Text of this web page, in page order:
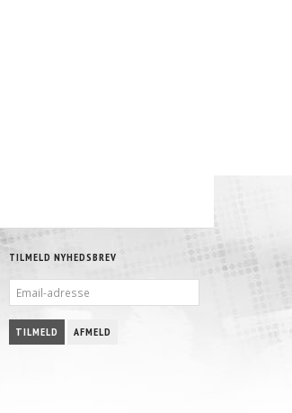
TILMELD NYHEDSBREV
ADRESSE
TILMELD AFMELD